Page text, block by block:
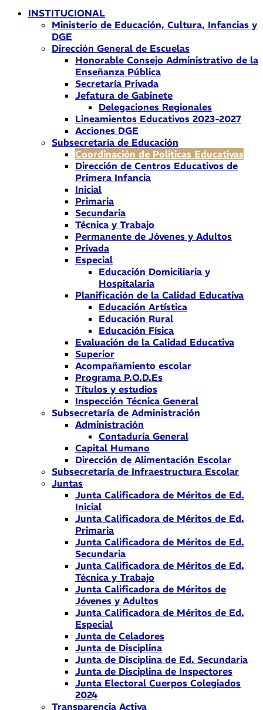
INSTITUCIONAL
Ministerio de Educación, Cultura, Infancias y
DGE
Dirección General de Escuelas
Honorable Consejo Administrativo de la
Enseñanza Pública
Secretaría Privada
Jefatura de Gabinete
Delegaciones Regionales
Lineamientos Educativos 2023-2027
Acciones DGE
Subsecretaría de Educación
Coordinación de Políticas Educativas
Dirección de Centros Educativos de
Primera Infancia
Inicial
Primaria
Secundaria
Técnica y Trabajo
Permanente de Jóvenes y Adultos
Privada
Especial
Educación Domiciliaria y
Hospitalaria
Planificación de la Calidad Educativa
Educación Artística
Educación Rural
Educación Física
Evaluación de la Calidad Educativa
Superior
Acompañamiento escolar
Programa P.O.D.Es
Títulos y estudios
Inspección Técnica General
Subsecretaría de Administración
Administración
Contaduría General
Capital Humano
Dirección de Alimentación Escolar
Subsecretaría de Infraestructura Escolar
Juntas
Junta Calificadora de Méritos de Ed.
Inicial
Junta Calificadora de Méritos de Ed.
Primaria
Junta Calificadora de Méritos de Ed.
Secundaria
Junta Calificadora de Méritos de Ed.
Técnica y Trabajo
Junta Calificadora de Méritos de
Jóvenes y Adultos
Junta Calificadora de Méritos de Ed.
Especial
Junta de Celadores
Junta de Disciplina
Junta de Disciplina de Ed. Secundaria
Junta de Disciplina de Inspectores
Junta Electoral Cuerpos Colegiados
2024
Transparencia Activa